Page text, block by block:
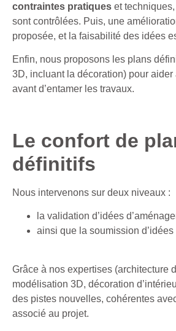
contraintes pratiques et
sont contrôlées. Puis, une
proposée, et la faisabilité des idées
Enfin, nous proposons les plans
3D, incluant la décoration) pour aider
avant d’entamer les travaux.
Le confort de
définitifs
Nous intervenons sur deux niveaux :
la validation d’idées
ainsi que la soumission
Grâce à nos expertises (architecture
modélisation 3D, décoration
des pistes nouvelles, cohérentes
associé au projet.